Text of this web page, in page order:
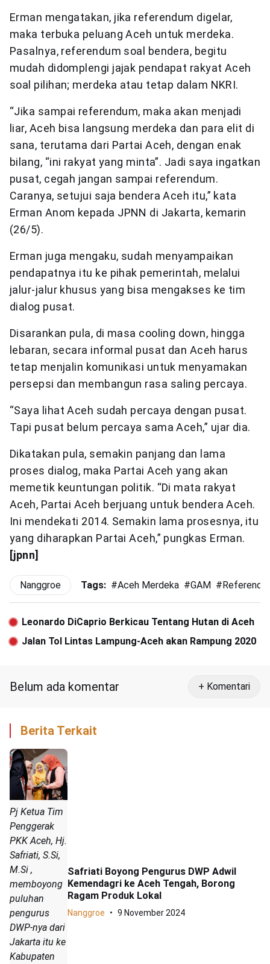
Erman mengatakan, jika referendum digelar,
maka terbuka peluang Aceh untuk merdeka.
Pasalnya, referendum soal bendera, begitu
mudah didomplengi jajak pendapat rakyat Aceh
soal pilihan; merdeka atau tetap dalam NKRI.
“Jika sampai referendum, maka akan menjadi
liar, Aceh bisa langsung merdeka dan para elit di
sana, terutama dari Partai Aceh, dengan enak
bilang, “ini rakyat yang minta”. Jadi saya ingatkan
pusat, cegah jangan sampai referendum.
Caranya, setujui saja bendera Aceh itu,” kata
Erman Anom kepada JPNN di Jakarta, kemarin
(26/5).
Erman juga mengaku, sudah menyampaikan
pendapatnya itu ke pihak pemerintah, melalui
jalur-jalur khusus yang bisa mengakses ke tim
dialog pusat.
Disarankan pula, di masa cooling down, hingga
lebaran, secara informal pusat dan Aceh harus
tetap menjalin komunikasi untuk menyamakan
persepsi dan membangun rasa saling percaya.
“Saya lihat Aceh sudah percaya dengan pusat.
Tapi pusat belum percaya sama Aceh,” ujar dia.
Dikatakan pula, semakin panjang dan lama
proses dialog, maka Partai Aceh yang akan
memetik keuntungan politik. “Di mata rakyat
Aceh, Partai Aceh berjuang untuk bendera Aceh.
Ini mendekati 2014. Semakin lama prosesnya, itu
yang diharapkan Partai Aceh,” pungkas Erman.
[jpnn]
Nanggroe Tags: #Aceh Merdeka #GAM #
Leonardo DiCaprio Berkicau Tentang Hutan di Aceh
Jalan Tol Lintas Lampung-Aceh akan Rampung 2020
Belum ada komentar + Komentari
Berita Terkait
Pj Ketua Tim
Penggerak
PKK Aceh, Hj.
Safriati, S.Si,
M.Si ,
memboyong
puluhan
pengurus
DWP-nya dari
Jakarta itu ke
Kabupaten
Safriati Boyong Pengurus DWP Adwil
Kemendagri ke Aceh Tengah, Borong
Ragam Produk Lokal
Nanggroe 9 November 2024